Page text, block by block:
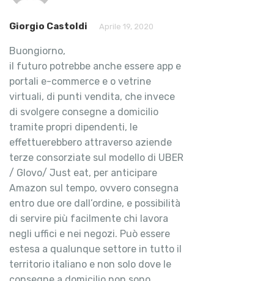
Giorgio Castoldi Aprile 19, 2020
Buongiorno,
il futuro potrebbe anche essere app e
portali e-commerce e o vetrine
virtuali, di punti vendita, che invece
di svolgere consegne a domicilio
tramite propri dipendenti, le
effettuerebbero attraverso aziende
terze consorziate sul modello di UBER
/ Glovo/ Just eat, per anticipare
Amazon sul tempo, ovvero consegna
entro due ore dall’ordine, e possibilità
di servire più facilmente chi lavora
negli uffici e nei negozi. Può essere
estesa a qualunque settore in tutto il
territorio italiano e non solo dove le